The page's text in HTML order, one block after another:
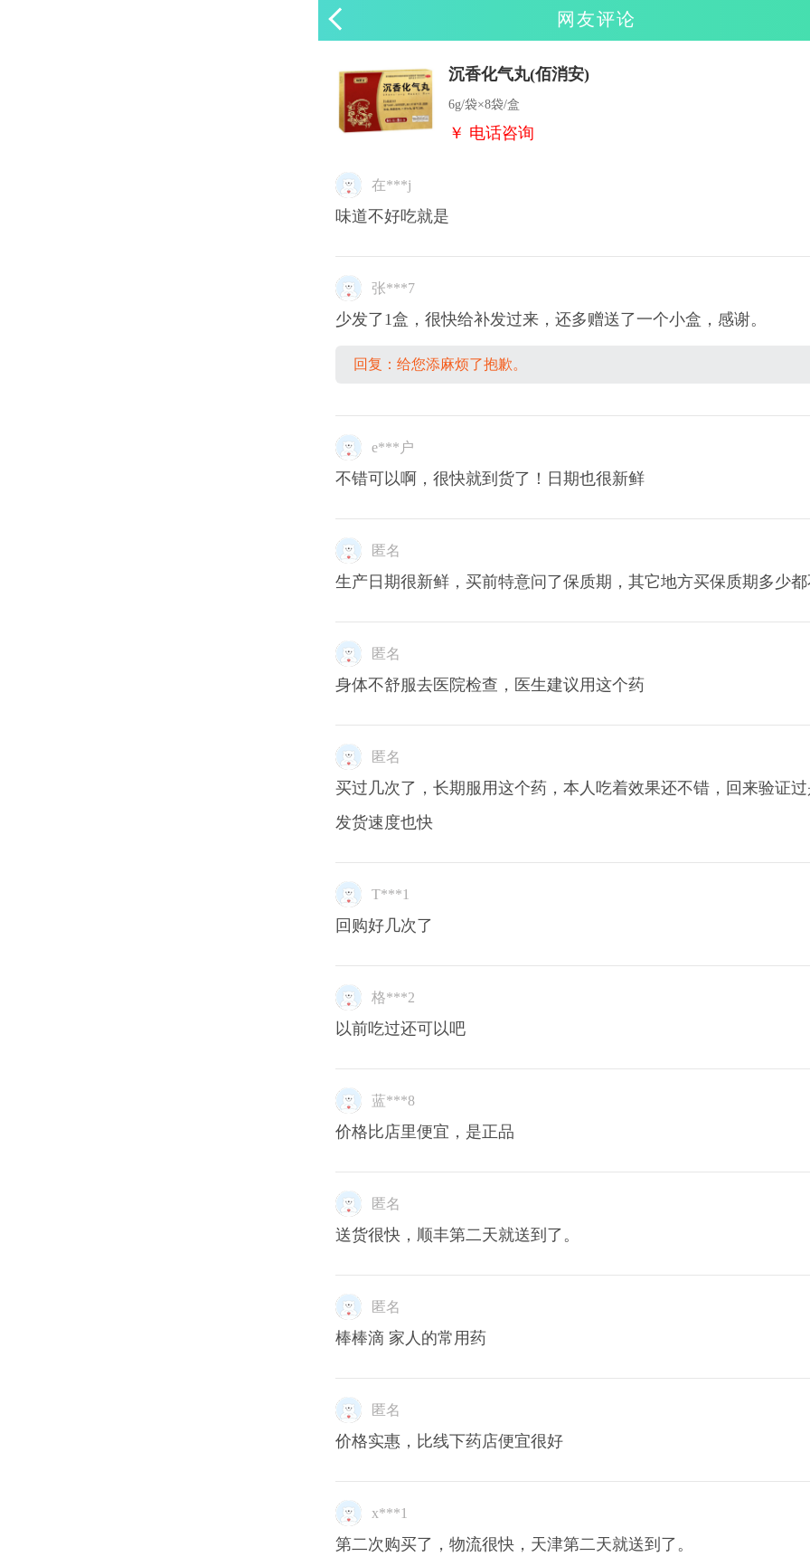
网友评论
沉香化气丸(佰消安)
6g/袋×8袋/盒
￥ 电话咨询
在***j
味道不好吃就是
张***7
少发了1盒，很快给补发过来，还多赠送了一个小盒，感谢。
回复：给您添麻烦了抱歉。
e***户
不错可以啊，很快就到货了！日期也很新鲜
匿名
生产日期很新鲜，买前特意问了保质期，其它地方买保质期多少
匿名
身体不舒服去医院检查，医生建议用这个药
匿名
买过几次了，长期服用这个药，本人吃着效果还不错，回来验证
发货速度也快
T***1
回购好几次了
格***2
以前吃过还可以吧
蓝***8
价格比店里便宜，是正品
匿名
送货很快，顺丰第二天就送到了。
匿名
棒棒滴 家人的常用药
匿名
价格实惠，比线下药店便宜很好
x***1
第二次购买了，物流很快，天津第二天就送到了。